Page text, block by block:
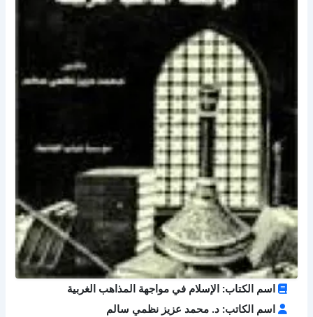
اسم الكتاب: الإسلام في مواجهة المذاهب الغربية
اسم الكاتب: د. محمد عزيز نظمي سالم